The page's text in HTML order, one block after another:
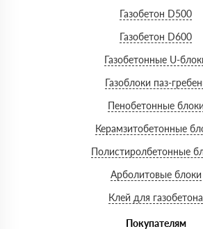
Газобетон D500
Газобетон D600
Газобетонные U-
Газоблоки паз-
Пенобетонные блоки
Керамзитобетонные
Полистиролбетонные
Арболитовые блоки
Клей для газобетона
Покупателям